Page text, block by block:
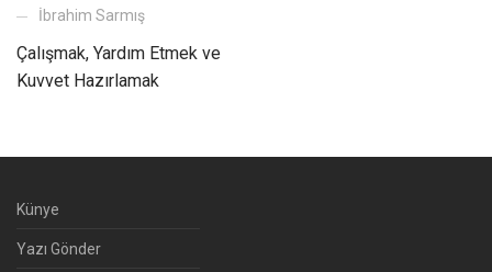
İbrahim Sarmış
Çalışmak, Yardım Etmek ve
Kuvvet Hazırlamak
Künye
Yazı Gönder